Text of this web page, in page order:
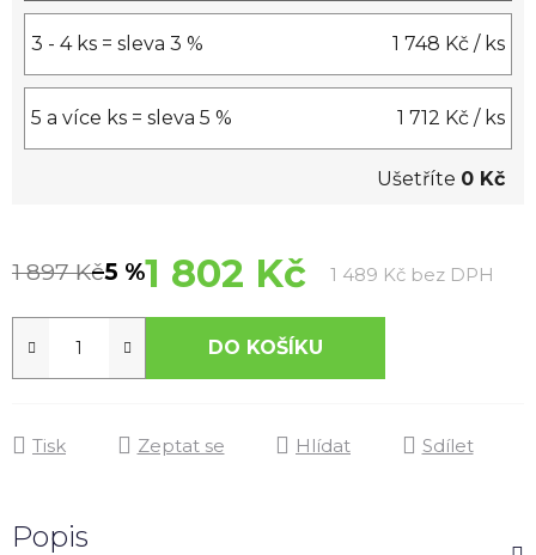
3 - 4 ks = sleva 3 % 1 748 Kč / ks
5 a více ks = sleva 5 % 1 712 Kč / ks
Ušetříte 0 Kč
1 897 Kč–5 %1 802 Kč 1 489 Kč bez DPH
DO KOŠÍKU
Tisk Zeptat se Hlídat Sdílet
Popis